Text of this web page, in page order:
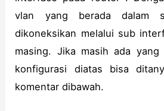
vlan yang berada dalam
dikoneksikan melalui sub
masing. Jika masih ada
konfigurasi diatas bisa
komentar dibawah.